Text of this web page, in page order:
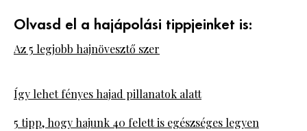
Olvasd el a hajápolási tippjeinket is:
Az 5 legjobb hajnövesztő szer
Így lehet fényes hajad pillanatok alatt
5 tipp, hogy hajunk 40 felett is egészséges legyen